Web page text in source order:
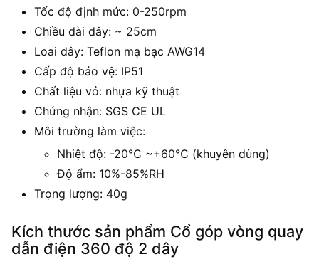
Tốc độ định mức: 0-250rpm
Chiều dài dây: ~ 25cm
Loai dây: Teflon mạ bạc AWG14
Cấp độ bảo vệ: IP51
Chất liệu vỏ: nhựa kỹ thuật
Chứng nhận: SGS CE UL
Môi trường làm việc:
Nhiệt độ: -20℃ ~+60℃ (khuyên dùng)
Độ ẩm: 10%-85%RH
Trọng lượng: 40g
Kích thước sản phẩm Cổ góp vòng quay
dẫn điện 360 độ 2 dây